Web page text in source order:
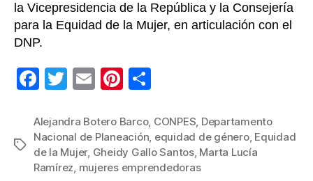
la Vicepresidencia de la República y la Consejería
para la Equidad de la Mujer, en articulación con el
DNP.
F
c
e
b
T
tt
er
E
ail
Pi
er
e
st
m
p
ar
Etiquetas
Alejandra Botero Barco, CONPES, Departamento
Nacional de Planeación, equidad de género, Equidad
de la Mujer, Gheidy Gallo Santos, Marta Lucía
Ramírez, mujeres emprendedoras